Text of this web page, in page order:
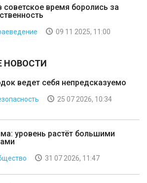
советское время боролись за
09 11 2025, 11:00
НОВОСТИ
ведет себя непредсказуемо
25 07 2026, 10:34
уровень растёт большими
31 07 2026, 11:47